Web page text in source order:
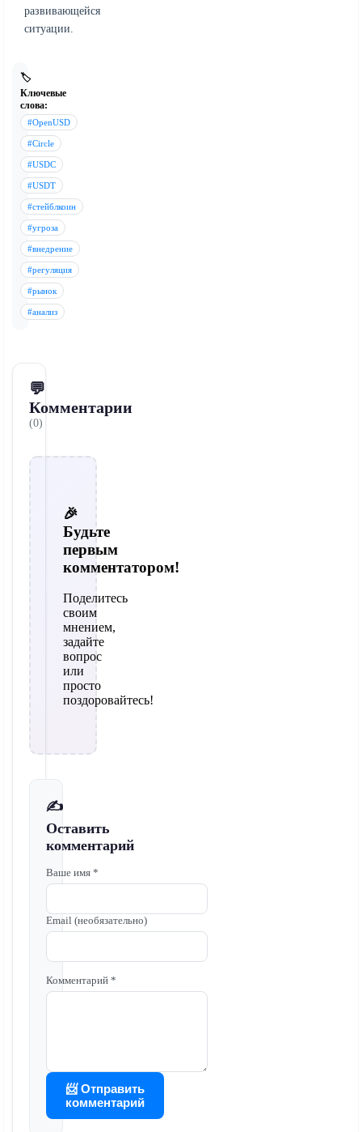
развивающейся
ситуации.
🏷️
Ключевые
слова:
#OpenUSD
#Circle
#USDC
#USDT
#стейблкоин
#угроза
#внедрение
#регуляция
#рынок
#анализ
💬
Комментарии
(0)
🎉
Будьте
первым
комментатором!
Поделитесь
своим
мнением,
задайте
вопрос
или
просто
поздоровайтесь!
✍️
Оставить
комментарий
Ваше имя *
Email (необязательно)
Комментарий *
📨 Отправить
комментарий